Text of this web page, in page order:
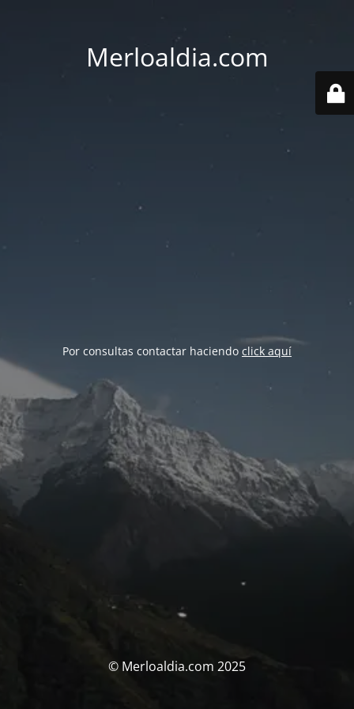
Merloaldia.com
Por consultas contactar haciendo click aquí
© Merloaldia.com 2025